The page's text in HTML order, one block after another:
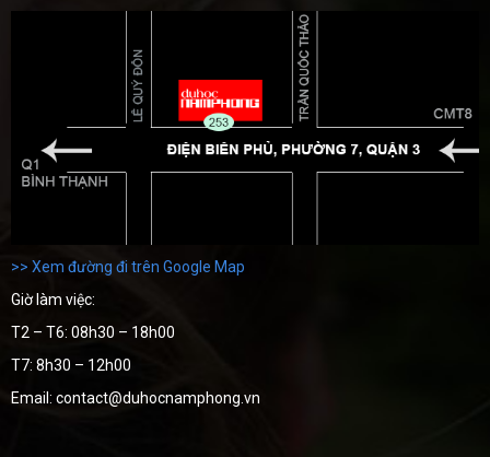
>> Xem đường đi trên Google Map
Giờ làm việc:
T2 – T6: 08h30 – 18h00
T7: 8h30 – 12h00
Email: contact@duhocnamphong.vn